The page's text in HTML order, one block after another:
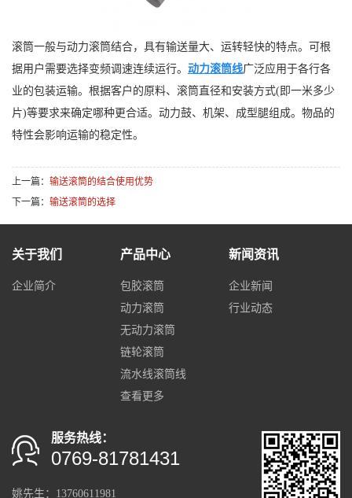
滚筒一般与动力滚筒结合，具有输送量大、运转轻快的特点。可根
据用户需要选择变频调速连续运行。 动力滚筒线广泛应用于各行各
业的包装运输。根据客户的原料、滚筒直径和安装方式(即一米多少
片)等要求来确定哪种更合适。动力鼓、机架、成型腿组成。物品的
特性会影响运输的稳定性。
上一篇： 输送滚筒的结合使用优势
下一篇： 输送滚筒的选择
关于我们
企业简介
产品中心
包胶滚筒
动力滚筒
无动力滚筒
链轮滚筒
流水线滚筒线
查看更多
新闻资讯
企业新闻
行业动态
服务热线：
0769-81781431
姚先生：13760611981